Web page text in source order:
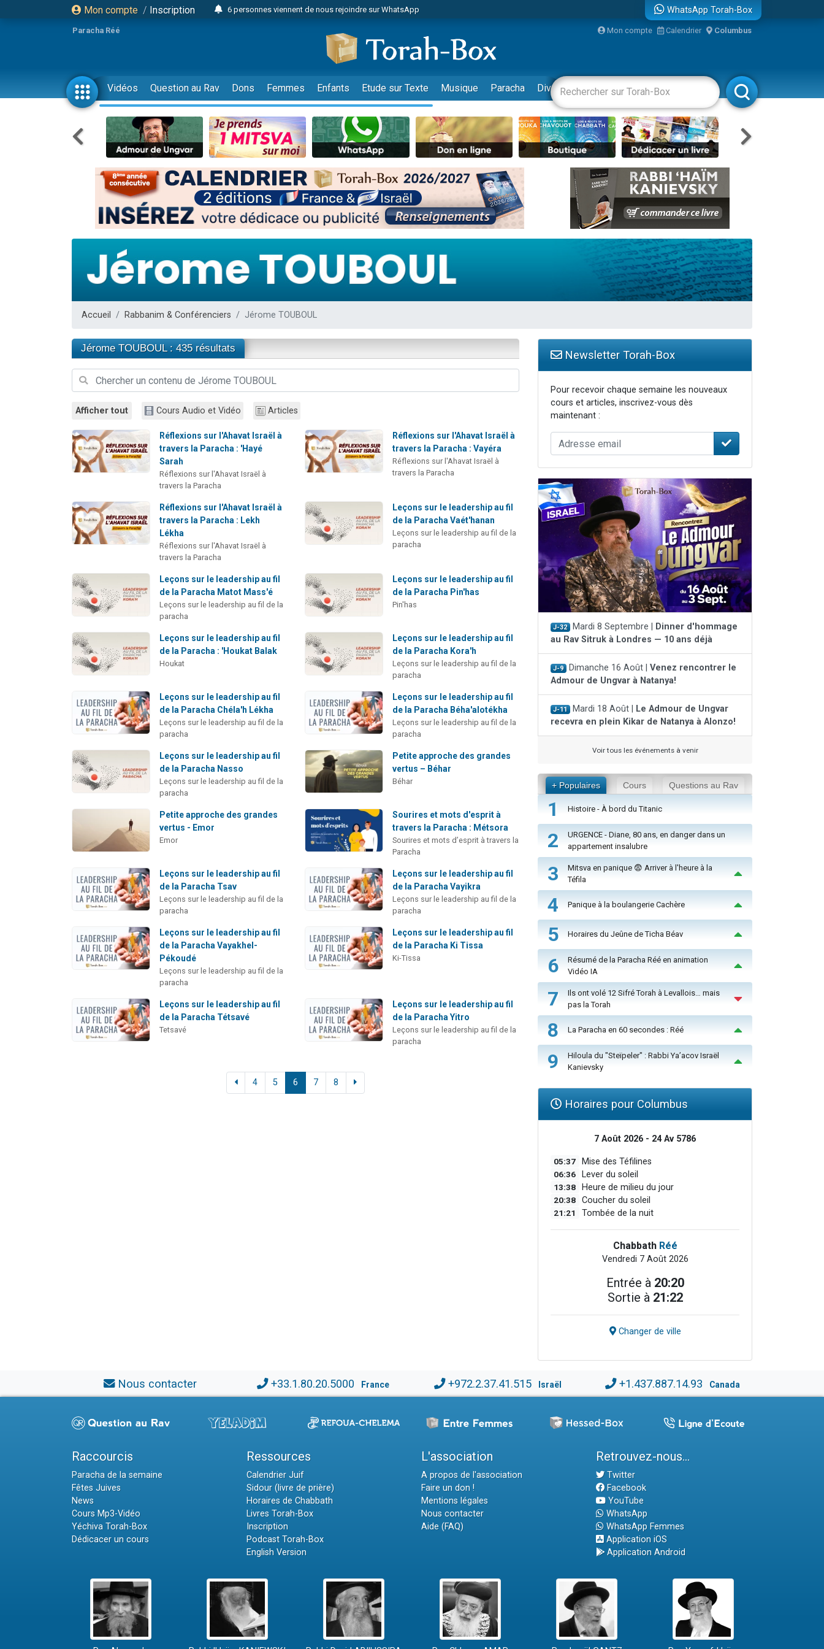
Mon compte / Inscription
6 personnes viennent de nous rejoindre sur WhatsApp
2 personnes viennent de faire un don pour 1 Journée de Vacances Pour les Enfants
17 personnes viennent de demander une bénédiction
4 personnes viennent de nous rejoindre sur WhatsApp
Il reste 49 places pour étudier en groupe sur Zoom
23 personnes viennent de faire un don pour Diane, 80 ans, dans un appartement insalubre
Eva vient de donner son Maasser
4 personnes viennent de nous rejoindre sur WhatsApp
3 personnes viennent de nous rejoindre sur WhatsApp
3 personnes viennent de faire un don pour 5 jours de vacances aux Orphelins
Odaya vient de donner son Maasser
13 personnes viennent de demander une bénédiction
30 personnes viennent de faire un don pour Sauvez la jambe de Yohan
Il reste 49 places pour étudier en groupe sur Zoom
12 nouvelles musiques dans Torah-Box Music
2 personnes viennent de nous rejoindre sur WhatsApp
2 personnes viennent de nous rejoindre sur WhatsApp
WhatsApp Torah-Box
Paracha Réé Mon compte Calendrier Columbus
Vidéos Question au Rav Dons Femmes Enfants Etude sur Texte Musique Paracha Divertissements Livres Rabbanim
Accueil Rabbanim & Conférenciers Jérome TOUBOUL
Jérome TOUBOUL : 435 résultats
Afficher tout Cours Audio et Vidéo Articles
Réflexions sur l'Ahavat Israël à
travers la Paracha : 'Hayé
Sarah
Réflexions sur l'Ahavat Israël à
travers la Paracha
Réflexions sur l'Ahavat Israël à
travers la Paracha : Vayéra
Réflexions sur l'Ahavat Israël à
travers la Paracha
Réflexions sur l'Ahavat Israël à
travers la Paracha : Lekh
Lékha
Réflexions sur l'Ahavat Israël à
travers la Paracha
Leçons sur le leadership au fil
de la Paracha Vaét'hanan
Leçons sur le leadership au fil de la
paracha
Leçons sur le leadership au fil
de la Paracha Matot Mass'é
Leçons sur le leadership au fil de la
paracha
Leçons sur le leadership au fil
de la Paracha Pin'has
Pin'has
Leçons sur le leadership au fil
de la Paracha : 'Houkat Balak
Houkat
Leçons sur le leadership au fil
de la Paracha Kora'h
Leçons sur le leadership au fil de la
paracha
Leçons sur le leadership au fil
de la Paracha Chéla'h Lékha
Leçons sur le leadership au fil de la
paracha
Leçons sur le leadership au fil
de la Paracha Béha'alotékha
Leçons sur le leadership au fil de la
paracha
Leçons sur le leadership au fil
de la Paracha Nasso
Leçons sur le leadership au fil de la
paracha
Petite approche des grandes
vertus – Béhar
Béhar
Petite approche des grandes
vertus - Emor
Emor
Sourires et mots d'esprit à
travers la Paracha : Métsora
Sourires et mots d’esprit à travers la
Paracha
Leçons sur le leadership au fil
de la Paracha Tsav
Leçons sur le leadership au fil de la
paracha
Leçons sur le leadership au fil
de la Paracha Vayikra
Leçons sur le leadership au fil de la
paracha
Leçons sur le leadership au fil
de la Paracha Vayakhel-
Pékoudé
Leçons sur le leadership au fil de la
paracha
Leçons sur le leadership au fil
de la Paracha Ki Tissa
Ki-Tissa
Leçons sur le leadership au fil
de la Paracha Tétsavé
Tetsavé
Leçons sur le leadership au fil
de la Paracha Yitro
Leçons sur le leadership au fil de la
paracha
4 5 6 7 8
Newsletter Torah-Box
Pour recevoir chaque semaine les nouveaux
cours et articles, inscrivez-vous dès
maintenant :
J-32 Mardi 8 Septembre |
Dinner d'hommage
au Rav Sitruk à Londres — 10 ans déjà
J-9 Dimanche 16 Août | Venez rencontrer le
Admour de Ungvar à Natanya!
J-11 Mardi 18 Août |
Le Admour de Ungvar
recevra en plein Kikar de Natanya à Alonzo!
Voir tous les événements à venir
+ Populaires Cours Questions au Rav
1 Histoire - À bord du Titanic
2
URGENCE - Diane, 80 ans, en danger dans un
appartement insalubre
3
Mitsva en panique 😨 Arriver à l'heure à la
Téfila
4 Panique à la boulangerie Cachère
5 Horaires du Jeûne de Ticha Béav
6
Résumé de la Paracha Réé en animation
Vidéo IA
7
Ils ont volé 12 Sifré Torah à Levallois… mais
pas la Torah
8 La Paracha en 60 secondes : Réé
9
Hiloula du "Steïpeler" : Rabbi Ya’acov Israël
Kanievsky
Horaires pour Columbus
7 Août 2026 - 24 Av 5786
05:37 Mise des Téfilines
06:36 Lever du soleil
13:38 Heure de milieu du jour
20:38 Coucher du soleil
21:21 Tombée de la nuit
Chabbath Réé
Vendredi 7 Août 2026
Entrée à 20:20
Sortie à 21:22
Changer de ville
Nous contacter +33.1.80.20.5000 France +972.2.37.41.515 Israël +1.437.887.14.93 Canada
Raccourcis
Paracha de la semaine
Fêtes Juives
News
Cours Mp3-Vidéo
Yéchiva Torah-Box
Dédicacer un cours
Ressources
Calendrier Juif
Sidour (livre de prière)
Horaires de Chabbath
Livres Torah-Box
Inscription
Podcast Torah-Box
English Version
L'association
A propos de l'association
Faire un don !
Mentions légales
Nous contacter
Aide (FAQ)
Retrouvez-nous...
Twitter
Facebook
YouTube
WhatsApp
WhatsApp Femmes
Application iOS
Application Android